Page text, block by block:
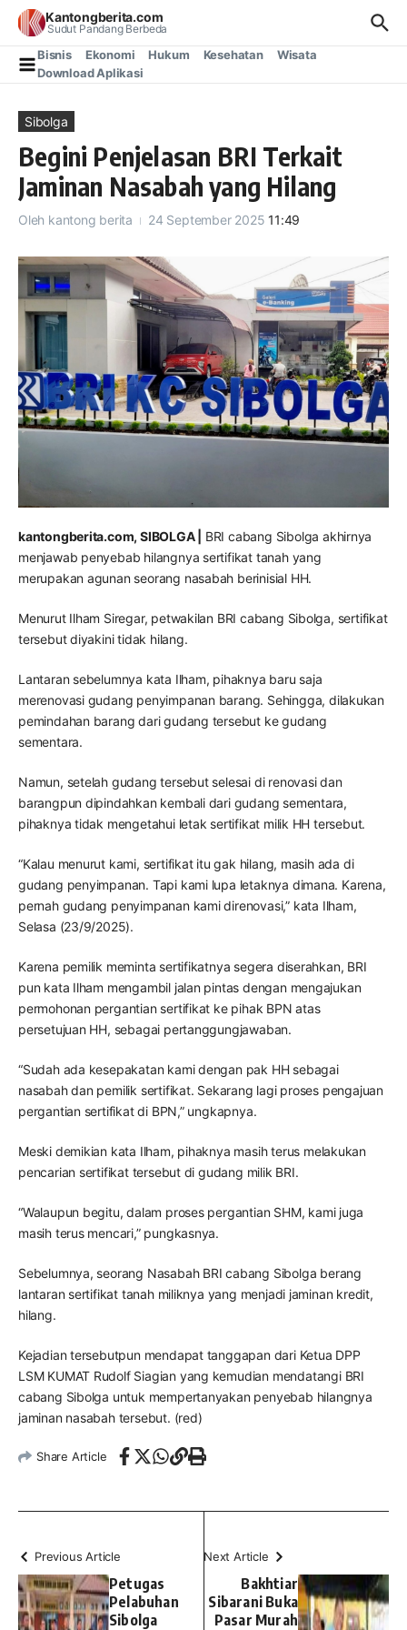
Lewati ke konten
Kantongberita.com
Sudut Pandang Berbeda
Bisnis Ekonomi Hukum Kesehatan
Wisata
Download Aplikasi
Sibolga
Begini Penjelasan BRI Terkait
Jaminan Nasabah yang Hilang
Oleh kantong berita 24 September 202511:49
kantongberita.com, SIBOLGA |
BRI cabang Sibolga akhirnya
menjawab penyebab hilangnya sertifikat tanah yang
merupakan agunan seorang nasabah berinisial HH.
Menurut Ilham Siregar, petwakilan BRI cabang Sibolga, sertifikat
tersebut diyakini tidak hilang.
Lantaran sebelumnya kata Ilham, pihaknya baru saja
merenovasi gudang penyimpanan barang. Sehingga, dilakukan
pemindahan barang dari gudang tersebut ke gudang
sementara.
Namun, setelah gudang tersebut selesai di renovasi dan
barangpun dipindahkan kembali dari gudang sementara,
pihaknya tidak mengetahui letak sertifikat milik HH tersebut.
“Kalau menurut kami, sertifikat itu gak hilang, masih ada di
gudang penyimpanan. Tapi kami lupa letaknya dimana. Karena,
pernah gudang penyimpanan kami direnovasi,” kata Ilham,
Selasa (23/9/2025).
Karena pemilik meminta sertifikatnya segera diserahkan, BRI
pun kata Ilham mengambil jalan pintas dengan mengajukan
permohonan pergantian sertifikat ke pihak BPN atas
persetujuan HH, sebagai pertanggungjawaban.
“Sudah ada kesepakatan kami dengan pak HH sebagai
nasabah dan pemilik sertifikat. Sekarang lagi proses pengajuan
pergantian sertifikat di BPN,” ungkapnya.
Meski demikian kata Ilham, pihaknya masih terus melakukan
pencarian sertifikat tersebut di gudang milik BRI.
“Walaupun begitu, dalam proses pergantian SHM, kami juga
masih terus mencari,” pungkasnya.
Sebelumnya, seorang Nasabah BRI cabang Sibolga berang
lantaran sertifikat tanah miliknya yang menjadi jaminan kredit,
hilang.
Kejadian tersebutpun mendapat tanggapan dari Ketua DPP
LSM KUMAT Rudolf Siagian yang kemudian mendatangi BRI
cabang Sibolga untuk mempertanyakan penyebab hilangnya
jaminan nasabah tersebut. (red)
Share Article
Previous Article
Petugas
Pelabuhan
Sibolga
Next Article
Bakhtiar
Sibarani Buka
Pasar Murah